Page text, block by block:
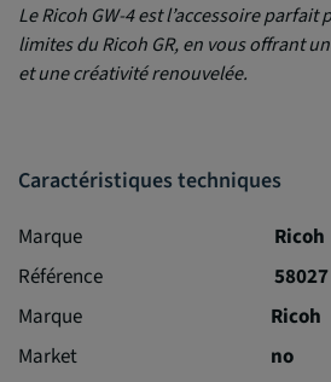
Le Ricoh GW-4 est l’accessoire
limites du Ricoh GR, en vous offrant
et une créativité renouvelée.
Caractéristiques techniques
Marque
Ricoh
Référence
58027
Marque
Ricoh
Market
no